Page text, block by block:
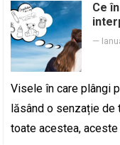
Ce
—
Visele în care plângi
lăsând o senzație de
toate acestea,